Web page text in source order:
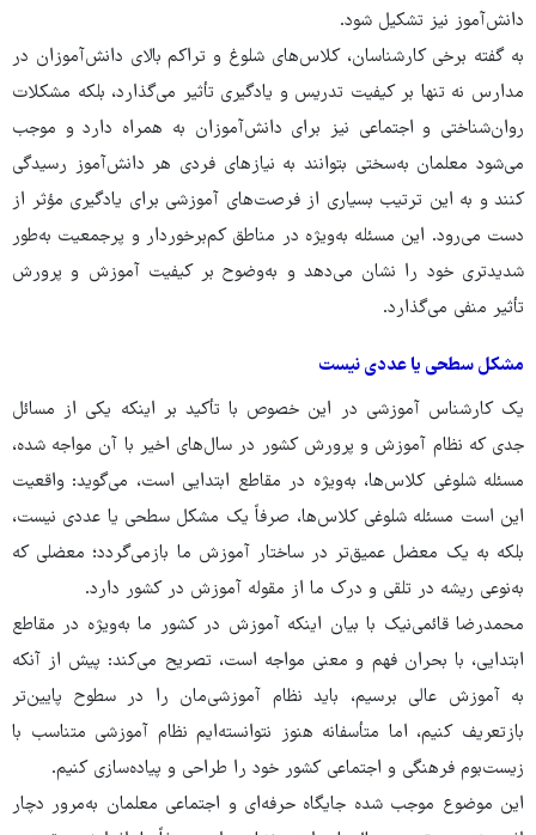
دانش‌آموز نیز تشکیل شود.
به گفته برخی کارشناسان، کلاس‌های شلوغ و تراکم بالای دانش‌آموزان در
مدارس نه ‌تنها بر کیفیت تدریس و یادگیری تأثیر می‌گذارد، بلکه مشکلات
روان‌شناختی و اجتماعی نیز برای دانش‌آموزان به همراه دارد و موجب
می‌شود معلمان به‌سختی بتوانند به نیازهای فردی هر دانش‌آموز رسیدگی
کنند و به این ترتیب بسیاری از فرصت‌های آموزشی برای یادگیری مؤثر از
دست می‌رود. این مسئله به‌ویژه در مناطق کم‌برخوردار و پرجمعیت به‌طور
شدیدتری خود را نشان می‌دهد و به‌وضوح بر کیفیت آموزش و پرورش
تأثیر منفی می‌گذارد.
مشکل سطحی یا عددی نیست
یک کارشناس آموزشی در این خصوص با تأکید بر اینکه یکی از مسائل
جدی که نظام آموزش و پرورش کشور در سال‌های اخیر با آن مواجه شده،
مسئله شلوغی کلاس‌ها، به‌ویژه در مقاطع ابتدایی است، می‌گوید: واقعیت
این است مسئله شلوغی کلاس‌ها، صرفاً یک مشکل سطحی یا عددی نیست،
بلکه به یک معضل عمیق‌تر در ساختار آموزش ما بازمی‌گردد؛ معضلی که
به‌نوعی ریشه در تلقی و درک ما از مقوله آموزش در کشور دارد.
محمدرضا قائمی‌نیک با بیان اینکه آموزش در کشور ما به‌ویژه در مقاطع
ابتدایی، با بحران فهم و معنی مواجه است، تصریح می‌کند: پیش از آنکه
به آموزش عالی برسیم، باید نظام آموزشی‌مان را در سطوح پایین‌تر
بازتعریف کنیم، اما متأسفانه هنوز نتوانسته‌ایم نظام آموزشی متناسب با
زیست‌بوم فرهنگی و اجتماعی کشور خود را طراحی و پیاده‌سازی کنیم.
این موضوع موجب شده جایگاه حرفه‌ای و اجتماعی معلمان به‌مرور دچار